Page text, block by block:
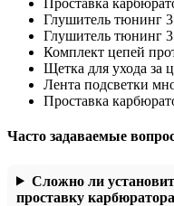
Проставка
Глушитель тюнинг
Глушитель тюнинг
Комплект цепей
Щетка для ухода за
Лента подсветки
Проставка
Часто задаваемые
Сложно ли
проставку